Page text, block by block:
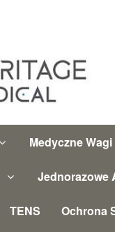
Medyczne
Jednorazowe
TENS Ochrona